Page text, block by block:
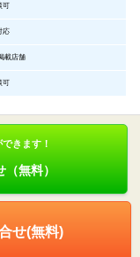
可
応
載店舗
可
きます！
無料）
せ(無料)